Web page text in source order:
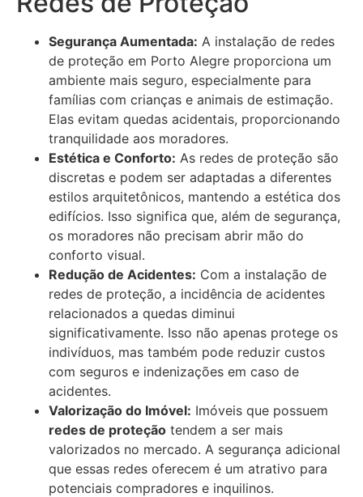
Segurança Aumentada: A instalação de redes
de proteção em Porto Alegre proporciona um
ambiente mais seguro, especialmente para
famílias com crianças e animais de estimação.
Elas evitam quedas acidentais, proporcionando
tranquilidade aos moradores.
Estética e Conforto: As redes de proteção são
discretas e podem ser adaptadas a diferentes
estilos arquitetônicos, mantendo a estética dos
edifícios. Isso significa que, além de segurança,
os moradores não precisam abrir mão do
conforto visual.
Redução de Acidentes: Com a instalação de
redes de proteção, a incidência de acidentes
relacionados a quedas diminui
significativamente. Isso não apenas protege os
indivíduos, mas também pode reduzir custos
com seguros e indenizações em caso de
acidentes.
Valorização do Imóvel: Imóveis que possuem
redes de proteção tendem a ser mais
valorizados no mercado. A segurança adicional
que essas redes oferecem é um atrativo para
potenciais compradores e inquilinos.